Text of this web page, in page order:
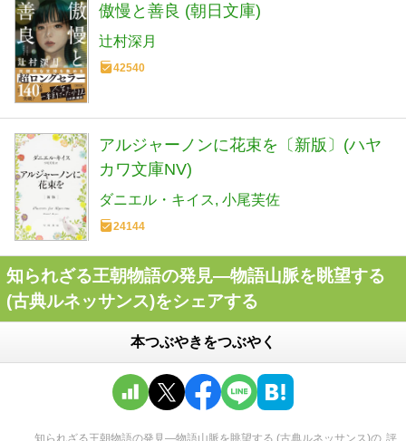
傲慢と善良 (朝日文庫)
辻村深月
42540
アルジャーノンに花束を〔新版〕(ハヤ
カワ文庫NV)
ダニエル・キイス 小尾芙佐
24144
知られざる王朝物語の発見―物語山脈を眺望する
(古典ルネッサンス)をシェアする
本つぶやきをつぶやく
知られざる王朝物語の発見―物語山脈を眺望する (古典ルネッサンス)の 評